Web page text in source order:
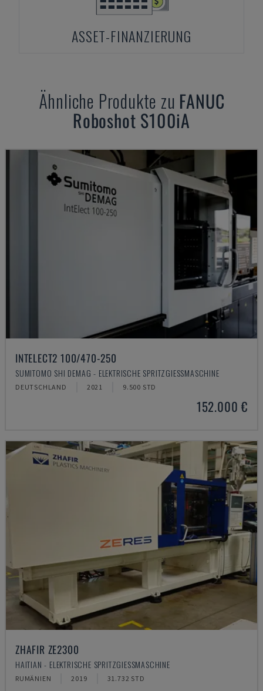
ASSET-FINANZIERUNG
Ähnliche Produkte zu FANUC
Roboshot S100iA
INTELECT2 100/470-250
SUMITOMO SHI DEMAG - ELEKTRISCHE SPRITZGIESSMASCHINE
DEUTSCHLAND 2021 9.500 STD
152.000 €
ZHAFIR ZE2300
HAITIAN - ELEKTRISCHE SPRITZGIESSMASCHINE
RUMÄNIEN 2019 31.732 STD